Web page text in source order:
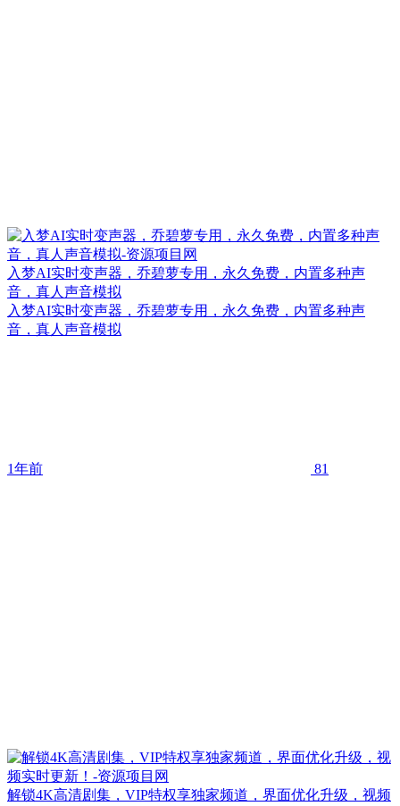
入梦AI实时变声器，乔碧萝专用，永久免费，内置多种声
音，真人声音模拟
入梦AI实时变声器，乔碧萝专用，永久免费，内置多种声
音，真人声音模拟
1年前 81
解锁4K高清剧集，VIP特权享独家频道，界面优化升级，视频